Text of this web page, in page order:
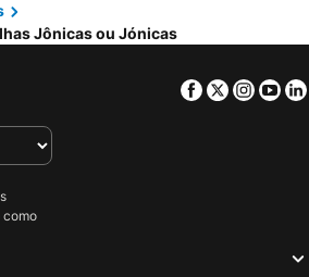
Century Resort
LAGUNA HOLIDAY RESORT
Suites
Hotels
Only
Jônicas ou Jónicas
Facebook
Twitter
como